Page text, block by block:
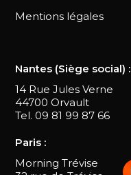
Mentions légales
Nantes (Siège social) :
14 Rue Jules Verne
44700 Orvault
Tel. 09 81 99 87 66
Paris :
Morning Trévise